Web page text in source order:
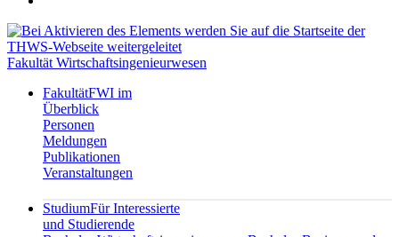
Fakultät Wirtschaftsingenieurwesen
FakultätFWI im
Überblick
Personen
Meldungen
Publikationen
Veranstaltungen
StudiumFür Interessierte
und Studierende